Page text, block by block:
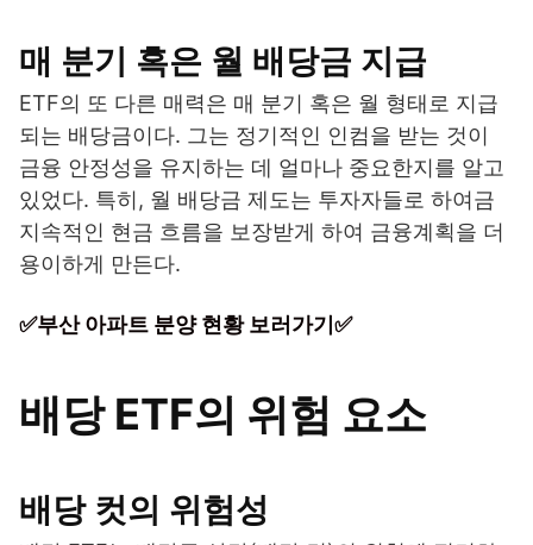
매 분기 혹은 월 배당금 지급
ETF의 또 다른 매력은 매 분기 혹은 월 형태로 지급
되는 배당금이다. 그는 정기적인 인컴을 받는 것이
금융 안정성을 유지하는 데 얼마나 중요한지를 알고
있었다. 특히, 월 배당금 제도는 투자자들로 하여금
지속적인 현금 흐름을 보장받게 하여 금융계획을 더
용이하게 만든다.
✅부산 아파트 분양 현황 보러가기✅
배당 ETF의 위험 요소
배당 컷의 위험성